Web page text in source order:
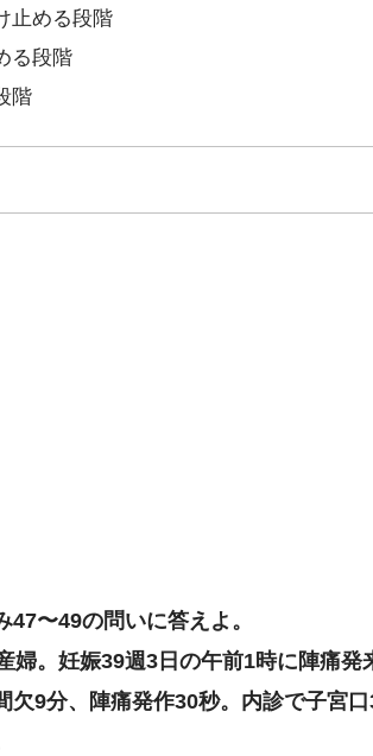
止める段階
る段階
階
47〜49の問いに答えよ。
婦。妊娠39週3日の午前1時に陣痛発
欠9分、陣痛発作30秒。内診で子宮